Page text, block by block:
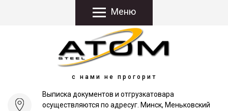
Меню
с нами не прогорит
Выписка документов и отгрузкатовара
осуществляются по адресуг. Минск, Меньковский